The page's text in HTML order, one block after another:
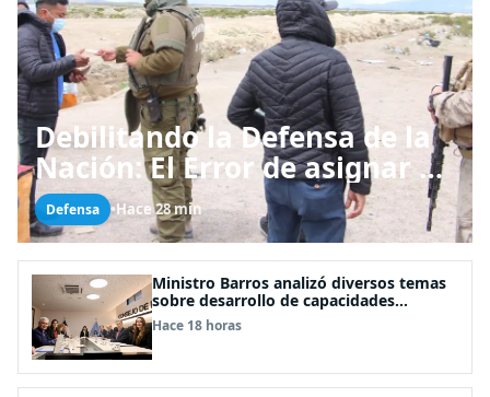
Debilitando la Defensa de la
Nación: El Error de asignar a
las FFAA labores policiales
Defensa •Hace 28 min
Ministro Barros analizó diversos temas
sobre desarrollo de capacidades
estratégicas en sesión del Consejo de
Política Espacial
Hace 18 horas